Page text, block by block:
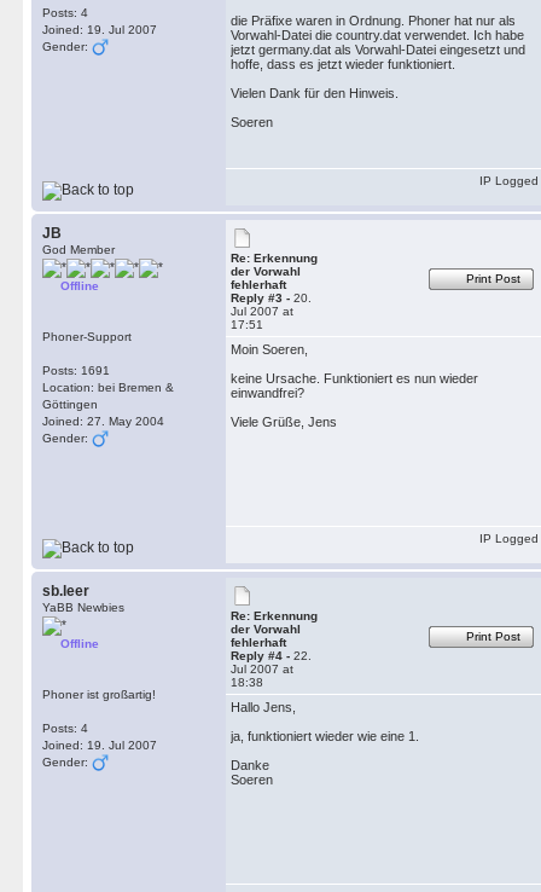
Posts: 4
Joined: 19. Jul 2007
Gender:
die Präfixe waren in Ordnung. Phoner hat nur als
Vorwahl-Datei die country.dat verwendet. Ich habe
jetzt germany.dat als Vorwahl-Datei eingesetzt und
hoffe, dass es jetzt wieder funktioniert.
Vielen Dank für den Hinweis.
Soeren
IP Logged
JB
God Member
Offline
Phoner-Support
Posts: 1691
Location: bei Bremen &
Göttingen
Joined: 27. May 2004
Gender:
Re: Erkennung
der Vorwahl
fehlerhaft
Reply #3 - 20.
Jul 2007 at
17:51
Print Post
Moin Soeren,
keine Ursache. Funktioniert es nun wieder
einwandfrei?
Viele Grüße, Jens
IP Logged
sb.leer
YaBB Newbies
Offline
Phoner ist großartig!
Posts: 4
Joined: 19. Jul 2007
Gender:
Re: Erkennung
der Vorwahl
fehlerhaft
Reply #4 - 22.
Jul 2007 at
18:38
Print Post
Hallo Jens,
ja, funktioniert wieder wie eine 1.
Danke
Soeren